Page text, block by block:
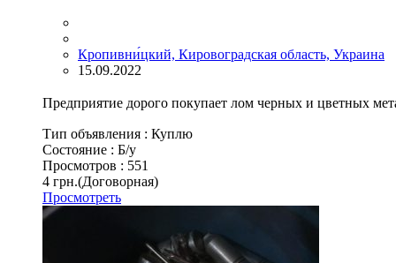
Кропивни́цкий, Кировоградская область, Украина
15.09.2022
Предприятие дорого покупает лом черных и цветных
Тип объявления : Куплю
Состояние : Б/у
Просмотров : 551
4 грн.(Договорная)
Просмотреть